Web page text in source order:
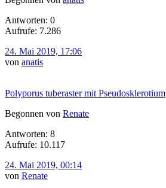
Antworten: 0
Aufrufe: 7.286
24. Mai 2019, 17:06
von anatis
Polyporus tuberaster mit Pseudosklerotium
Begonnen von Renate
Antworten: 8
Aufrufe: 10.117
24. Mai 2019, 00:14
von Renate